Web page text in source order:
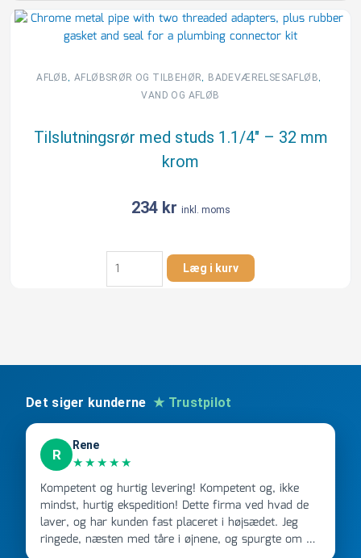
32
x
75
25
antal
AFLØB, AFLØBSRØR OG TILBEHØR, BADEVÆRELSESAFLØB,
VAND OG AFLØB
Tilslutningsrør med studs 1.1/4″ – 32 mm
krom
234 kr inkl. moms
Tilslutningsrør
med
studs
mm
antal
Læg i kurv
Det siger kunderne ★ Trustpilot
R
Rene
★★★★★
Kompetent og hurtig levering! Kompetent og, ikke
mindst, hurtig ekspedition! Dette firma ved hvad de
laver, og har kunden fast placeret i højsædet. Jeg
ringede, næsten med tåre i øjnene, og spurgte om de